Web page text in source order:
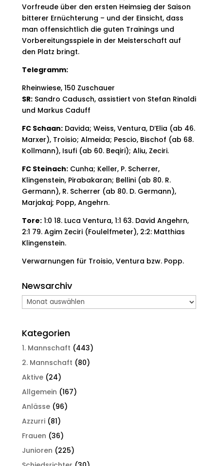
Vorfreude über den ersten Heimsieg der Saison
bitterer Ernüchterung – und der Einsicht, dass
man offensichtlich die guten Trainings und
Vorbereitungsspiele in der Meisterschaft auf
den Platz bringt.
Telegramm:
Rheinwiese, 150 Zuschauer
SR:Sandro Cadusch, assistiert von Stefan Rinaldi
und Markus Caduff
FC Schaan:Davida; Weiss, Ventura, D’Elia (ab 46.
Marxer), Troisio; Almeida; Pescio, Bischof (ab 68.
Kollmann), Isufi (ab 60. Beqiri); Aliu, Zeciri.
FC Steinach:Cunha; Keller, P. Scherrer,
Klingenstein, Pirabakaran; Bellini (ab 80. R.
Germann), R. Scherrer (ab 80. D. Germann),
Marjakaj; Popp, Angehrn.
Tore:1:0 18. Luca Ventura, 1:1 63. David Angehrn,
2:1 79. Agim Zeciri (Foulelfmeter), 2:2: Matthias
Klingenstein.
Verwarnungen für Troisio, Ventura bzw. Popp.
Newsarchiv
Newsarchiv
Kategorien
1. Mannschaft (443)
2. Mannschaft (80)
Aktive(24)
Allgemein (167)
Anlässe(96)
Azzurri(81)
Frauen (36)
Junioren (225)